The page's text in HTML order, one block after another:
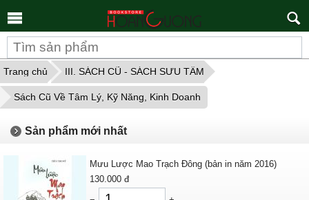
Trang chủ III. SÁCH CŨ - SÁCH SƯU TẦM
Sách Cũ Về Tâm Lý, Kỹ Năng, Kinh Doanh
Sản phẩm mới nhất
Mưu Lược Mao Trạch Đông (bản in năm 2016)
130.000 đ